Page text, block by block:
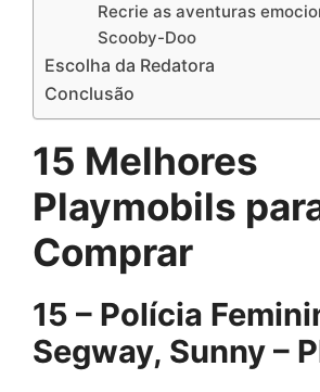
Recrie as aventuras
Scooby-Doo
Escolha da Redatora
Conclusão
15 Melhores
Playmobils
Comprar
15 – Polícia
Segway, Sunny –